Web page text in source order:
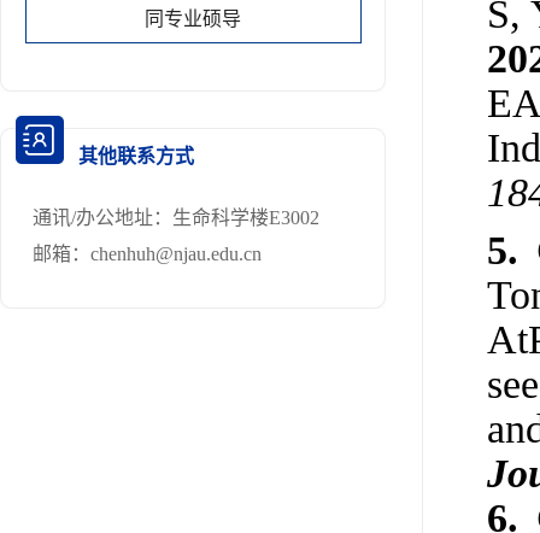
同专业硕导
其他联系方式
通讯/办公地址： 生命科学楼E3002
邮箱： chenhuh@njau.edu.cn
S,
5.
6.